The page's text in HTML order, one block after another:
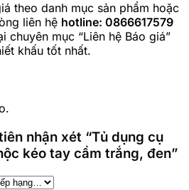
theo danh mục sản phẩm hoặc
liên hệ hotline: 0866617579
chuyên mục “Liên hệ Báo giá”
khấu tốt nhất.
nhận xét “Tủ dụng cụ
kéo tay cầm trắng, đen”